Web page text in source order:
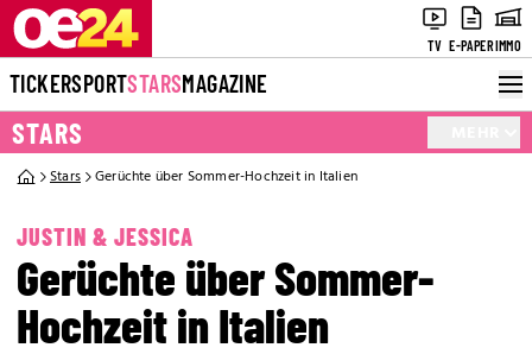
TV E-PAPERIMMO
TICKERSPORTSTARSMAGAZINE
STARS
Stars Gerüchte über Sommer-Hochzeit in Italien
JUSTIN & JESSICA
Gerüchte über Sommer-
Hochzeit in Italien